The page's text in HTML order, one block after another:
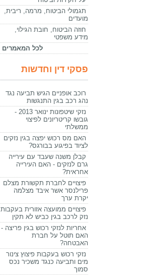
תגמולי הביטוח, מרמה, ריבית,
מועדים
חוזה הביטוח, חובת הגילוי,
מידע משפטי
לכל המאמרים
פסקי דין וחדשות
רוכב אופניים הגיש תביעה נגד
נהג רכב בגין התנגשות
נזקי שיטפונות ינואר 2013 -
גובשו קריטריונים לפיצוי
ממשלתי
האם מס רכוש יפצה בגין נזקים
לציוד בפיגוע בבורגס?
קבלן משנה שעבד עם עירייה
גרם לנזקים - האם העירייה
אחראית?
פיצויים לחברת תקשורת מצלם
פרילנסר אשר איבד מצלמה
יקרת ערך
פיצויים ממועצה אזורית בעקבות
נזק לרכב בגין כביש לא תקין
אחריות לנזקי רכוש בגין פריצה -
האם תוטל על חברת
האבטחה?
נזקי רכוש בעקבות פיצוץ צינור
מים ותביעה כנגד משכיר נכס
סמוך